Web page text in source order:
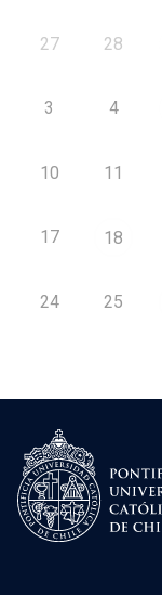
27 28
3 4
10 11
17 18
24 25